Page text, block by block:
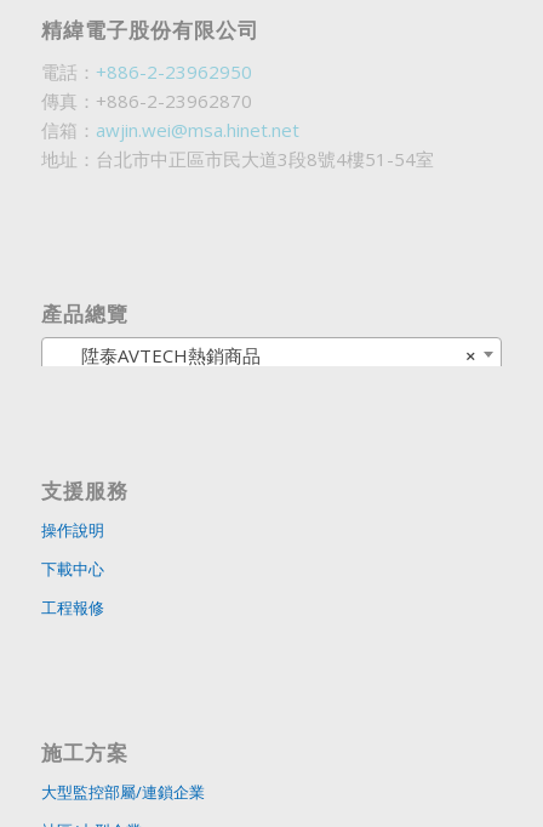
精緯電子股份有限公司
電話： +886-2-23962950
傳真：+886-2-23962870
信箱： awjin.wei@msa.hinet.net
地址：台北市中正區市民大道3段8號4樓51-54室
產品總覽
×
陞泰AVTECH熱銷商品
支援服務
操作說明
下載中心
工程報修
施工方案
大型監控部屬/連鎖企業